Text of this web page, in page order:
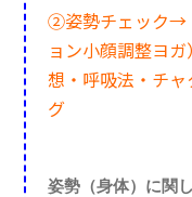
②姿勢チェック→
ョン小顔調整ヨ
想・呼吸法・チ
グ
姿勢（身体）に関